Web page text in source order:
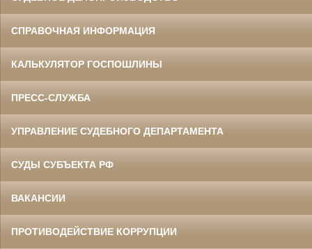
СПРАВОЧНАЯ ИНФОРМАЦИЯ
КАЛЬКУЛЯТОР ГОСПОШЛИНЫ
ПРЕСС-СЛУЖБА
УПРАВЛЕНИЕ СУДЕБНОГО ДЕПАРТАМЕНТА
СУДЫ СУБЪЕКТА РФ
ВАКАНСИИ
ПРОТИВОДЕЙСТВИЕ КОРРУПЦИИ